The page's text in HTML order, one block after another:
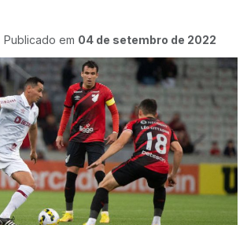
Publicado em 04 de setembro de 2022